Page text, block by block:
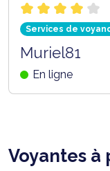
Services de
Muriel81
En ligne
Voyantes à